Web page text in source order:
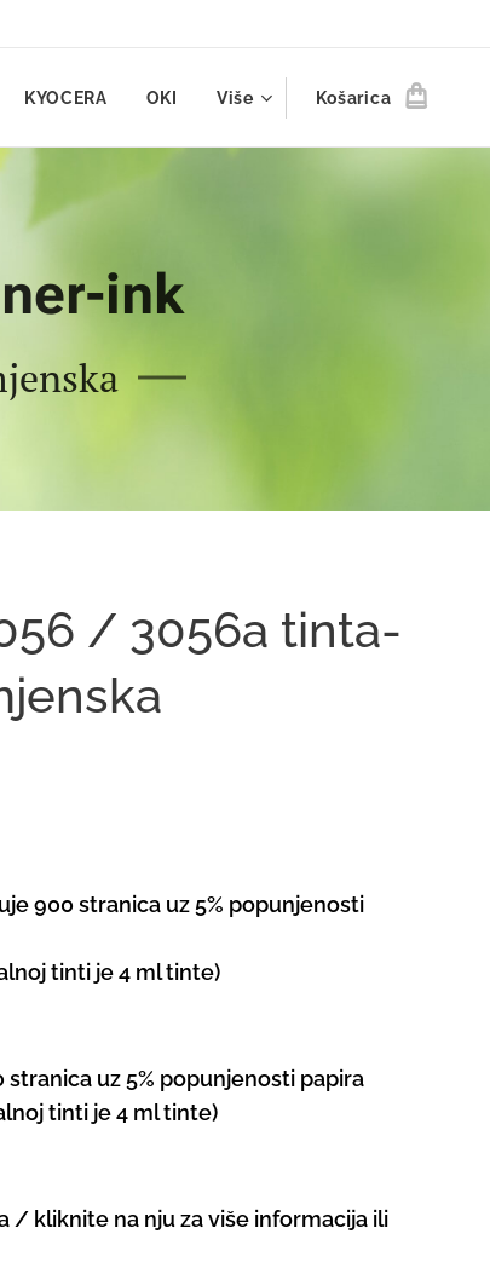
KYOCERA OKI Više Košarica
ink
/ 3056a tinta-
900 stranica uz 5% popunjenosti
tinti je 4 ml tinte)
stranica uz 5% popunjenosti papira
tinti je 4 ml tinte)
/ kliknite na nju za više informacija ili